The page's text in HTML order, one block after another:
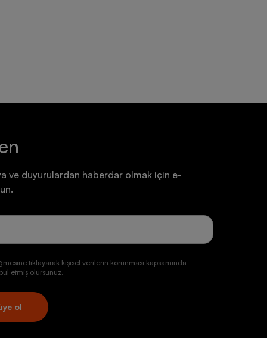
ve duyurulardan haberdar olmak için e-
tıklayarak kişisel verilerin korunması kapsamında
etmiş olursunuz.
ol